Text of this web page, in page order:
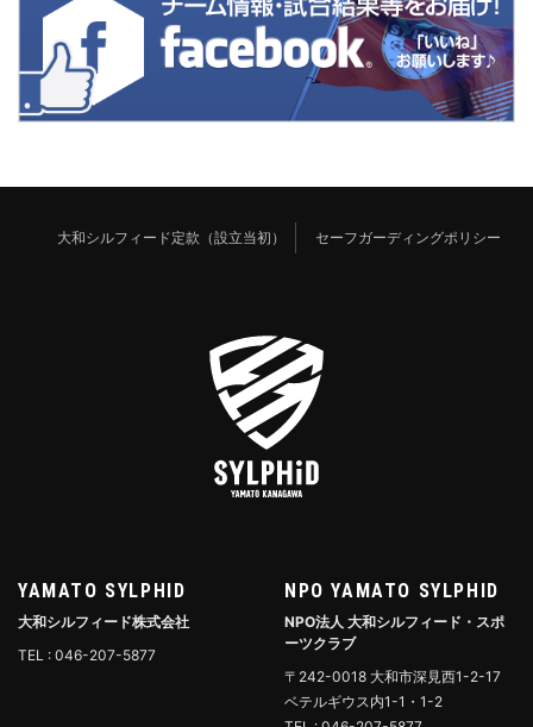
大和シルフィード定款（設立当初） セーフガーディングポリシー
YAMATO SYLPHID
大和シルフィード株式会社
TEL : 046-207-5877
NPO YAMATO SYLPHID
NPO法人 大和シルフィード・スポ
ーツクラブ
〒242-0018 大和市深見西1-2-17
ベテルギウス内1-1・1-2